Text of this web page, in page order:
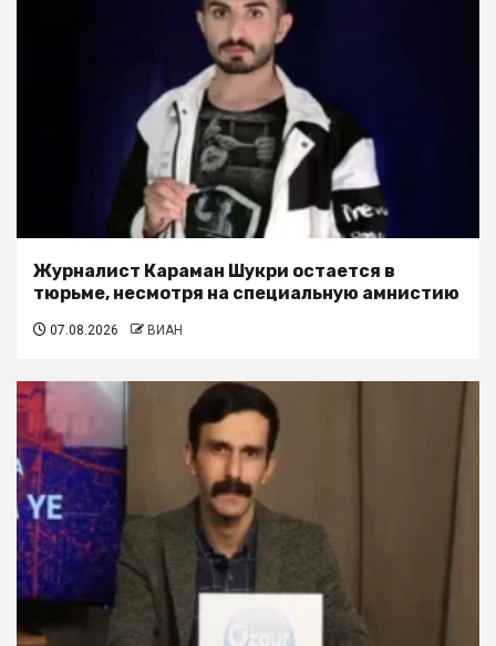
Журналист Караман Шукри остается в
тюрьме, несмотря на специальную амнистию
07.08.2026 ВИАН